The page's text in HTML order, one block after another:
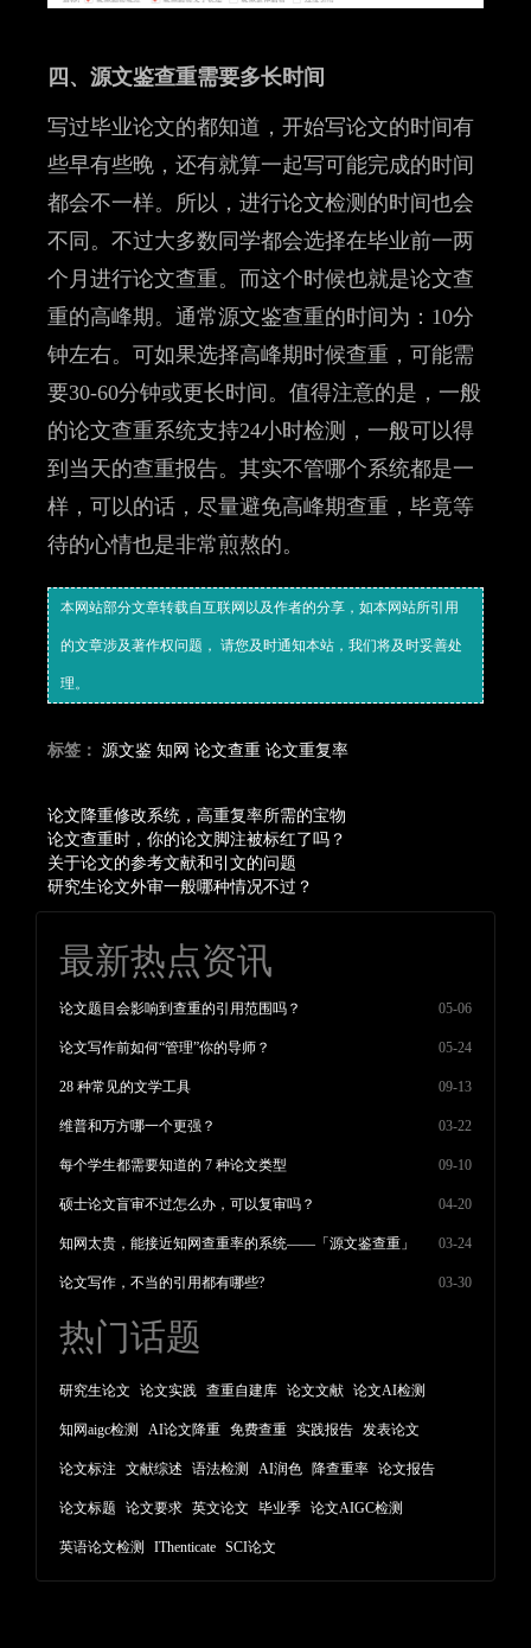
四、源文鉴查重需要多长时间
写过毕业论文的都知道，开始写论文的时间有
些早有些晚，还有就算一起写可能完成的时间
都会不一样。所以，进行论文检测的时间也会
不同。不过大多数同学都会选择在毕业前一两
个月进行论文查重。而这个时候也就是论文查
重的高峰期。通常源文鉴查重的时间为：10分
钟左右。可如果选择高峰期时候查重，可能需
要30-60分钟或更长时间。值得注意的是，一般
的论文查重系统支持24小时检测，一般可以得
到当天的查重报告。其实不管哪个系统都是一
样，可以的话，尽量避免高峰期查重，毕竟等
待的心情也是非常煎熬的。
本网站部分文章转载自互联网以及作者的分享，如本网站所引用
的文章涉及著作权问题， 请您及时通知本站，我们将及时妥善处
理。
标签： 源文鉴 知网 论文查重 论文重复率
论文降重修改系统，高重复率所需的宝物
论文查重时，你的论文脚注被标红了吗？
关于论文的参考文献和引文的问题
研究生论文外审一般哪种情况不过？
最新热点资讯
论文题目会影响到查重的引用范围吗？ 05-06
论文写作前如何“管理”你的导师？ 05-24
28 种常见的文学工具 09-13
维普和万方哪一个更强？ 03-22
每个学生都需要知道的 7 种论文类型 09-10
硕士论文盲审不过怎么办，可以复审吗？ 04-20
知网太贵，能接近知网查重率的系统——「源文鉴查重」 03-24
论文写作，不当的引用都有哪些? 03-30
热门话题
研究生论文 论文实践 查重自建库 论文文献 论文AI检测
知网aigc检测 AI论文降重 免费查重 实践报告 发表论文
论文标注 文献综述 语法检测 AI润色 降查重率 论文报告
论文标题 论文要求 英文论文 毕业季 论文AIGC检测
英语论文检测 IThenticate SCI论文